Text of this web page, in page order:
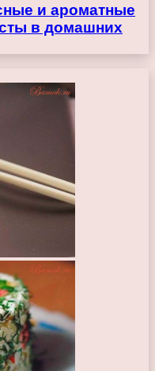
и ароматные
в домашних